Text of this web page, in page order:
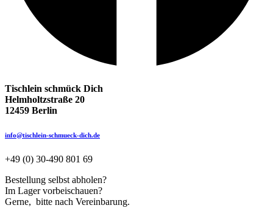
Tischlein schmück Dich
Helmholtzstraße 20
12459 Berlin
info@tischlein-schmueck-dich.de
+49 (0) 30-490 801 69
Bestellung selbst abholen?
Im Lager vorbeischauen?
Gerne, bitte nach Vereinbarung.